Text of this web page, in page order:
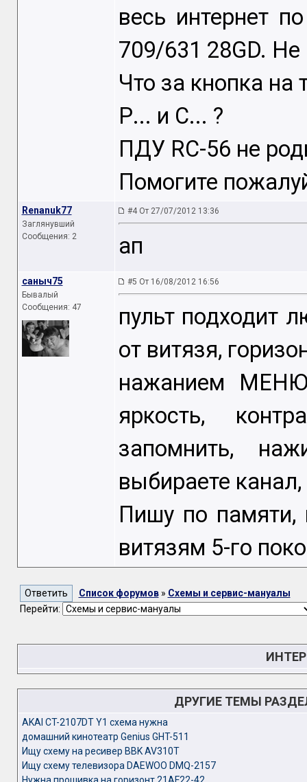
весь интернет
709/631 28GD.
Что за кнопка
Р... и С... ?
ПДУ RC-56 не
Помогите
Renanuk77
Заглянувший
Сообщения: 2
#4 От 27/07/2012 13:36
ап
саныч75
Бывалый
Сообщения: 47
#5 От 16/08/2012 16:56
пульт подходит
от витязя,
нажанием МЕНЮ
яркость,
запомнить,
выбираете
Пишу по памяти,
витязям 5-го
Список форумов» Схемы и сервис-мануалы
Перейти:
ДРУГИЕ ТЕМЫ
AKAI CT-2107DT Y1 схема нужна
домашний кинотеатр Genius GHT-511
Ищу схему на ресивер BBK AV310T
Ищу схему телевизора DAEWOO DMQ-2157